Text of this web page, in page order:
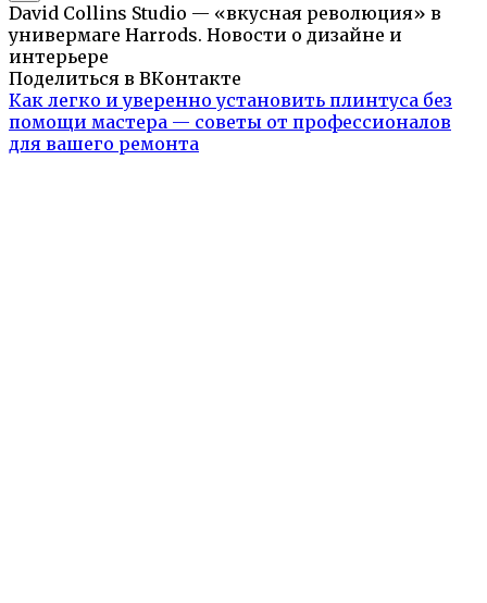
David Collins Studio — «вкусная революция» в
универмаге Harrods. Новости о дизайне и
интерьере
Поделиться в ВКонтакте
Как легко и уверенно установить плинтуса без
помощи мастера — советы от профессионалов
для вашего ремонта